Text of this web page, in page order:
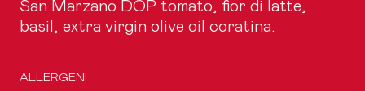
San Marzano DOP tomato, fior di latte,
basil, extra virgin olive oil coratina.
ALLERGENI